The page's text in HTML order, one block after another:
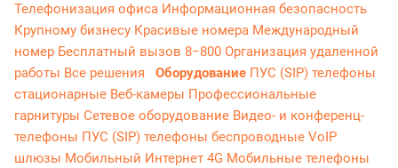
Телефонизация офиса Информационная безопасность
Крупному бизнесу Красивые номера Международный
номер Бесплатный вызов 8−800 Организация удаленной
работы Все решения Оборудование ПУС (SIP) телефоны
стационарные Веб-камеры Профессиональные
гарнитуры Сетевое оборудование Видео- и конференц-
телефоны ПУС (SIP) телефоны беспроводные VoIP
шлюзы Мобильный Интернет 4G Мобильные телефоны